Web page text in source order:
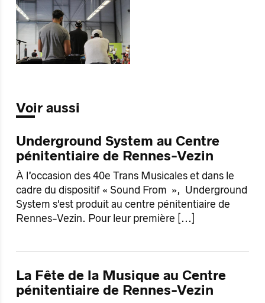
Voir aussi
Underground System au Centre
pénitentiaire de Rennes-Vezin
À l’occasion des 40e Trans Musicales et dans le
cadre du dispositif « Sound From », Underground
System s'est produit au centre pénitentiaire de
Rennes-Vezin. Pour leur première [...]
La Fête de la Musique au Centre
pénitentiaire de Rennes-Vezin